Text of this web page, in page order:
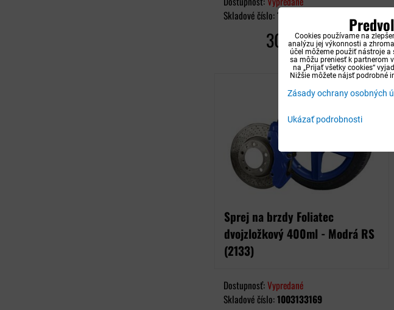
Skladové číslo:1003125694
30,90 €s DPH
Sprej na brzdy Foliatec
dvojzložkový 400ml - Modrá RS
(2133)
Dostupnosť:Vypredané
Skladové číslo:1003133169
Cookies používame na
analýzu jej výkonnosti a
účel môžeme použiť nástroje
sa môžu preniesť k partnerom
na „Prijať všetky cookies“
Nižšie môžete nájsť podrobné
Zásady ochrany osobných
Ukázať podrobnosti